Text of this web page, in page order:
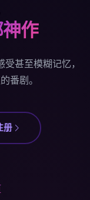
作
甚至模糊记忆，
番剧。
册